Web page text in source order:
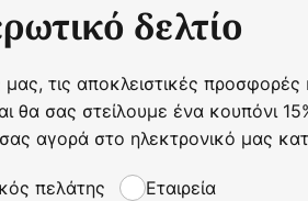
δελτίο
τις αποκλειστικές προσφορές
θα σας στείλουμε ένα κουπόνι
αγορά στο ηλεκτρονικό μας
πελάτης Εταιρεία